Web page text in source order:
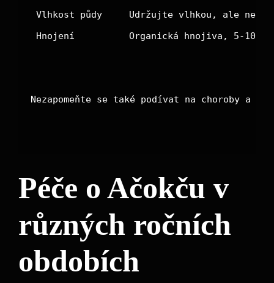
Vlhkost půdy
Udržujte vlhkou, ale ne
Hnojení
Organická hnojiva, 5-10-
Nezapomeňte se také podívat na choroby
Péče o Ačokču v
různých ročních
obdobích